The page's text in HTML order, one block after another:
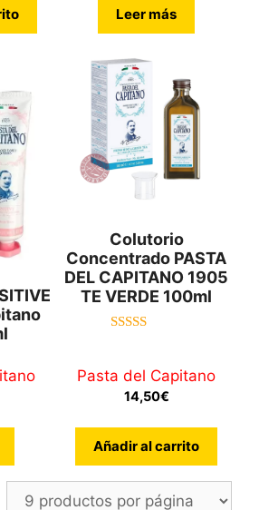
Leer más
Colutorio
Concentrado PASTA
DEL CAPITANO 1905
TE VERDE 100ml
Pasta del Capitano
14,50€
Añadir al carrito